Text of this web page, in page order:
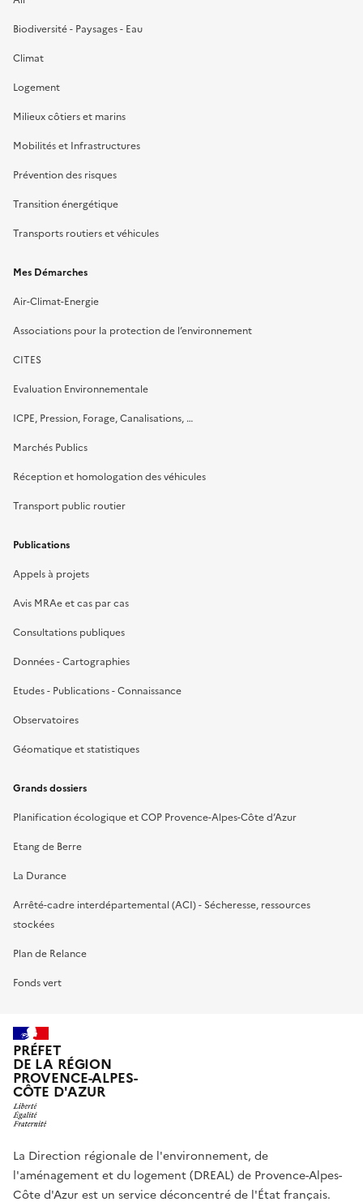
Biodiversité - Paysages - Eau
Climat
Logement
Milieux côtiers et marins
Mobilités et Infrastructures
Prévention des risques
Transition énergétique
Transports routiers et véhicules
Mes Démarches
Air-Climat-Energie
Associations pour la protection de l’environnement
CITES
Evaluation Environnementale
ICPE, Pression, Forage, Canalisations, …
Marchés Publics
Réception et homologation des véhicules
Transport public routier
Publications
Appels à projets
Avis MRAe et cas par cas
Consultations publiques
Données - Cartographies
Etudes - Publications - Connaissance
Observatoires
Géomatique et statistiques
Grands dossiers
Planification écologique et COP Provence-Alpes-Côte d’Azur
Etang de Berre
La Durance
Arrêté-cadre interdépartemental (ACI) - Sécheresse, ressources
stockées
Plan de Relance
Fonds vert
PRÉFET
DE LA RÉGION
PROVENCE-ALPES-
CÔTE D'AZUR
La Direction régionale de l'environnement, de
l'aménagement et du logement (DREAL) de Provence-Alpes-
Côte d'Azur est un service déconcentré de l'État français.